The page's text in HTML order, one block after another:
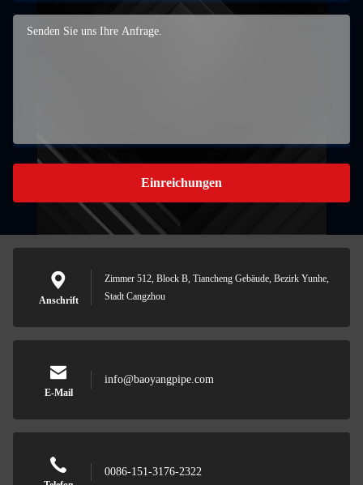
Einreichungen
Anschrift
Zimmer 512, Block B, Tiancheng Gebäude, Bezirk Yunhe,
Stadt Cangzhou
E-Mail
info@baoyangpipe.com
0086-151-3176-2322